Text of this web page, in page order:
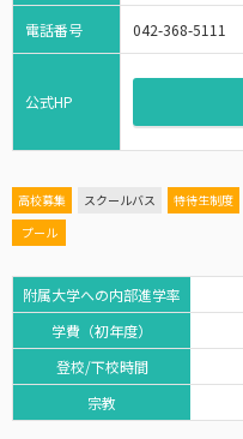
電話番号 042-368-5111
公式HP
高校募集 スクールバス 特待生制度
プール
附属大学への内部進学率
学費（初年度）
登校/下校時間
宗教